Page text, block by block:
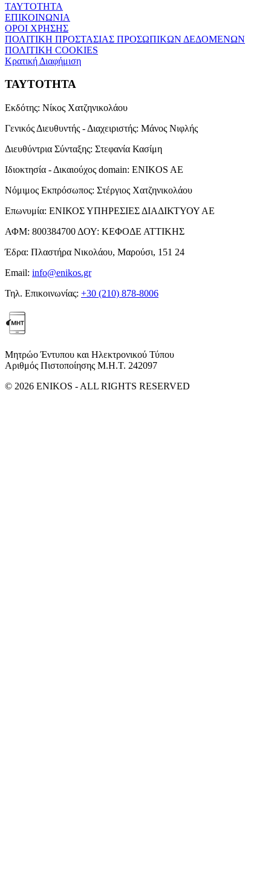
ΤΑΥΤΟΤΗΤΑ
ΕΠΙΚΟΙΝΩΝΙΑ
ΟΡΟΙ ΧΡΗΣΗΣ
ΠΟΛΙΤΙΚΗ ΠΡΟΣΤΑΣΙΑΣ ΠΡΟΣΩΠΙΚΩΝ ΔΕΔΟΜΕΝΩΝ
ΠΟΛΙΤΙΚΗ COOKIES
Κρατική Διαφήμιση
ΤΑΥΤΟΤΗΤΑ
Εκδότης: Νίκος Χατζηνικολάου
Γενικός Διευθυντής - Διαχειριστής: Μάνος Νιφλής
Διευθύντρια Σύνταξης: Στεφανία Κασίμη
Ιδιοκτησία - Δικαιούχος domain: ENIKOS AE
Νόμιμος Εκπρόσωπος: Στέργιος Χατζηνικολάου
Επωνυμία: ΕΝΙΚΟΣ ΥΠΗΡΕΣΙΕΣ ΔΙΑΔΙΚΤΥΟΥ ΑΕ
ΑΦΜ: 800384700 ΔΟΥ: ΚΕΦΟΔΕ ΑΤΤΙΚΗΣ
Έδρα: Πλαστήρα Νικολάου, Μαρούσι, 151 24
Email: info@enikos.gr
Τηλ. Επικοινωνίας: +30 (210) 878-8006
Μητρώο Έντυπου και Ηλεκτρονικού Τύπου
Αριθμός Πιστοποίησης Μ.Η.Τ. 242097
© 2026 ENIKOS - ALL RIGHTS RESERVED